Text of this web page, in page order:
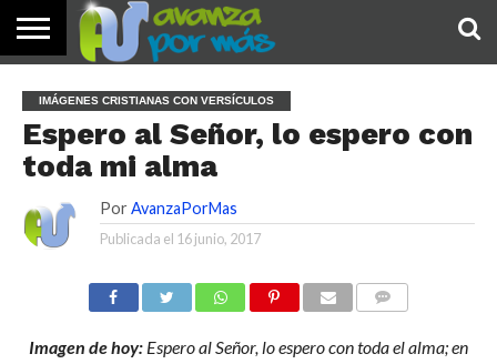
PALABRA
DE HOY
DEVOCIONALES
NOTICIAS
TESTIMONIOS
ORACIONES
SOBRE
NOSOTROS
IMÁGENES
IMÁGENES CRISTIANAS CON VERSÍCULOS
Espero al Señor, lo espero con
toda mi alma
Por AvanzaPorMas
Publicada el 16 junio, 2017
Imagen de hoy:Espero al Señor, lo espero con toda el alma; en